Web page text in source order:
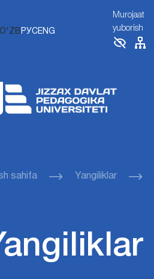
O'ZB РУСENG
Murojaat
yuborish
sahifa Yangiliklar